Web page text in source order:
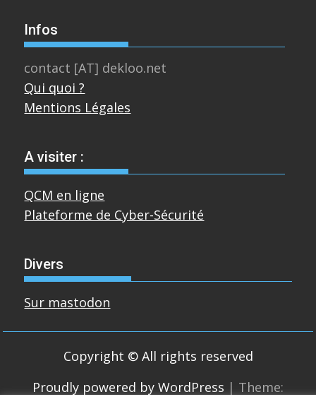
Infos
contact [AT] dekloo.net
Qui quoi ?
Mentions Légales
A visiter :
QCM en ligne
Plateforme de Cyber-Sécurité
Divers
Sur mastodon
Copyright © All rights reserved
Proudly powered by WordPress | Theme: